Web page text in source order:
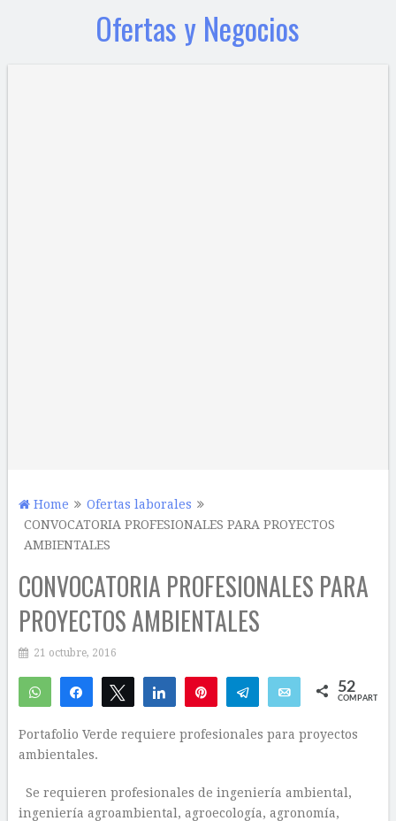
Ofertas y Negocios
Home
Ofertas laborales
CONVOCATORIA PROFESIONALES PARA PROYECTOS
AMBIENTALES
CONVOCATORIA PROFESIONALES PARA
PROYECTOS AMBIENTALES
21 octubre, 2016
WhatsAppCompartirTwittear Compartir Telegram Email 52
COMPARTIR
Portafolio Verde requiere profesionales para proyectos
ambientales.
Se requieren profesionales de ingeniería ambiental,
ingeniería agroambiental, agroecología, agronomía,